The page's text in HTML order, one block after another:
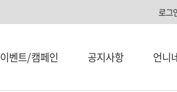
로그
이벤트/캠페인 공지사항 언니